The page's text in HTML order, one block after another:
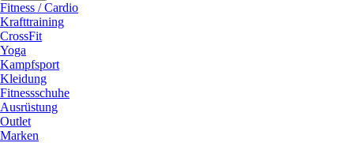
Fitness / Cardio
Krafttraining
CrossFit
Yoga
Kampfsport
Kleidung
Fitnessschuhe
Ausrüstung
Outlet
Marken